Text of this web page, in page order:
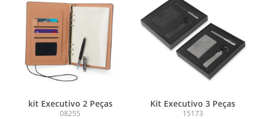
kit Executivo 2 Peças
08255
Kit Executivo 3 Peças
15173